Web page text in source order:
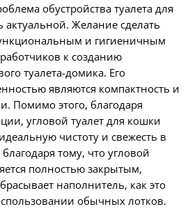
обустройства туалета для
актуальной. Желание сделать
и гигиеничным
к созданию
туалета-домика. Его
являются компактность и
Помимо этого, благодаря
угловой туалет для кошки
чистоту и свежесть в
тому, что угловой
полностью закрытым,
наполнитель, как это
обычных лотков.